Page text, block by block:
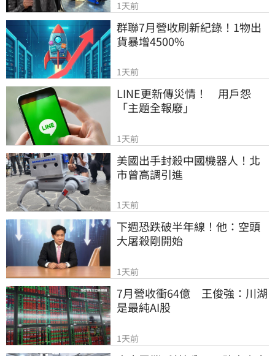
1天前
群聯7月營收刷新紀錄！1物出
貨暴增4500%
1天前
LINE更新傳災情！　用戶怨
「主題全報廢」
1天前
美國出手封殺中國機器人！北
市曾高調引進
1天前
下週恐跌破半年線！他：空頭
大屠殺剛開始
1天前
7月營收衝64億　王俊強：川湖
是最純AI股
1天前